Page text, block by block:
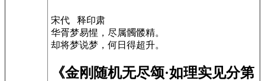
宋代 释印肃
华胥梦易惺，尽属髑髅精。
却将梦说梦，何日得超升。
《金刚随机无尽颂·如理实见分第